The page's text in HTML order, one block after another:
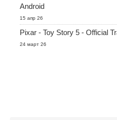
Android
15 апр 26
Pixar - Toy Story 5 - Official
24 март 26